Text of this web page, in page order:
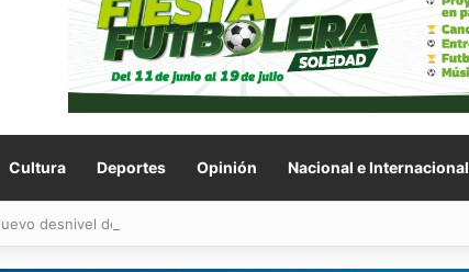
Cultura Deportes Opinión Nacional e Internacional
desnivel de Circuito Potosí en la movilidad de Villa de Pozos